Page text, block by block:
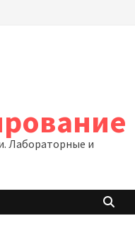
Лабораторные и